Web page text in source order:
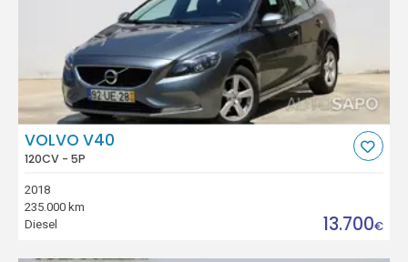
VOLVO V40
120CV - 5P
2018
235.000 km
Diesel
13.700€